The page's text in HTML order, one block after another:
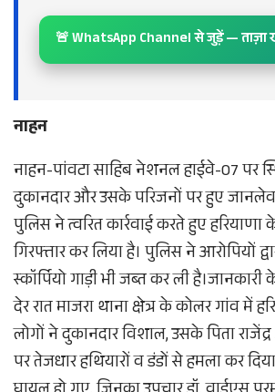
🚨 WhatsApp Channel से जुड़ें —
नाहन
नाहन-पांवटा साहिब नेशनल हाईवे-07 पर
दुकानदार और उसके परिजनों पर हुए
पुलिस ने त्वरित कार्रवाई करते हुए
गिरफ्तार कर लिया है। पुलिस ने आरोपियों
स्कॉर्पियो गाड़ी भी जब्त कर ली
देर रात माजरा थाना क्षेत्र के कोलर गांव में
लोगों ने दुकानदार विशाल, उसके पिता
पर तेजधार हथियारों व डंडों से हमला कर